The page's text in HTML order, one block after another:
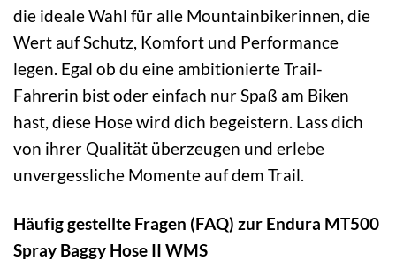
die ideale Wahl für alle Mountainbikerinnen, die
Wert auf Schutz, Komfort und Performance
legen. Egal ob du eine ambitionierte Trail-
Fahrerin bist oder einfach nur Spaß am Biken
hast, diese Hose wird dich begeistern. Lass dich
von ihrer Qualität überzeugen und erlebe
unvergessliche Momente auf dem Trail.
Häufig gestellte Fragen (FAQ) zur Endura MT500
Spray Baggy Hose II WMS